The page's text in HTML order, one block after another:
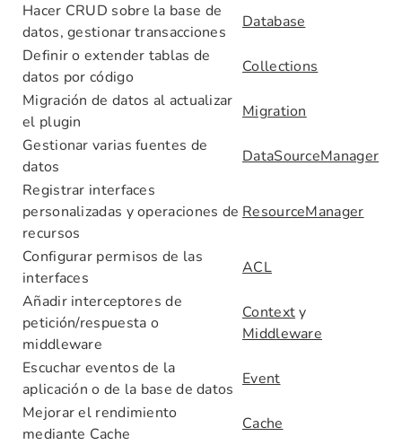
Hacer CRUD sobre la base de
datos, gestionar transacciones
Database
Definir o extender tablas de
datos por código
Collections
Migración de datos al actualizar
el plugin
Migration
Gestionar varias fuentes de
datos
DataSourceManager
Registrar interfaces
personalizadas y operaciones de
recursos
ResourceManager
Configurar permisos de las
interfaces
ACL
Añadir interceptores de
petición/respuesta o
middleware
Contexty
Middleware
Escuchar eventos de la
aplicación o de la base de datos
Event
Mejorar el rendimiento
mediante Cache
Cache